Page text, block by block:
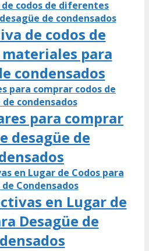
de codos de
para
condensados
para comprar
desagüe de
en Lugar de
Desagüe de